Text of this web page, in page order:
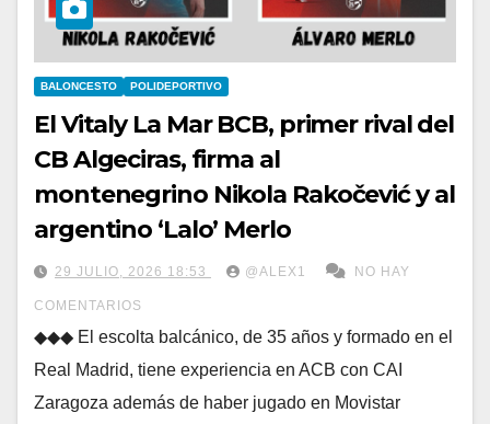
BALONCESTO POLIDEPORTIVO
El Vitaly La Mar BCB, primer rival del
CB Algeciras, firma al
montenegrino Nikola Rakočević y al
argentino ‘Lalo’ Merlo
29 JULIO, 2026 18:53 @ALEX1 NO HAY
COMENTARIOS
◆◆◆ El escolta balcánico, de 35 años y formado en el
Real Madrid, tiene experiencia en ACB con CAI
Zaragoza además de haber jugado en Movistar